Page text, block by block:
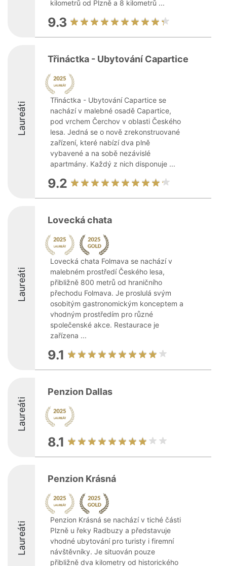
kilometrů od Plzně a 8 kilometrů ...
9.3
Laureáti
Třináctka - Ubytování Capartice
Třináctka - Ubytování Capartice se
nachází v malebné osadě Capartice,
pod vrchem Čerchov v oblasti Českého
lesa. Jedná se o nově zrekonstruované
zařízení, které nabízí dva plně
vybavené a na sobě nezávislé
apartmány. Každý z nich disponuje ...
9.2
Laureáti
Lovecká chata
Lovecká chata Folmava se nachází v
malebném prostředí Českého lesa,
přibližně 800 metrů od hraničního
přechodu Folmava. Je proslulá svým
osobitým gastronomickým konceptem a
vhodným prostředím pro různé
společenské akce. Restaurace je
zařízena ...
9.1
Laureáti
Penzion Dallas
8.1
Laureáti
Penzion Krásná
Penzion Krásná se nachází v tiché části
Plzně u řeky Radbuzy a představuje
vhodné ubytování pro turisty i firemní
návštěvníky. Je situován pouze
přibližně dva kilometry od historického